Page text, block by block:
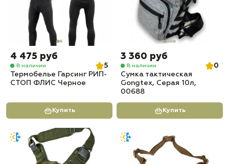
4 475 руб
В наличии
5
Термобелье Гарсинг РИП-
СТОП ФЛИС Черное
Купить
3 360 руб
В наличии
0
Сумка тактическая
Gongtex, Серая 10л,
00688
Купить